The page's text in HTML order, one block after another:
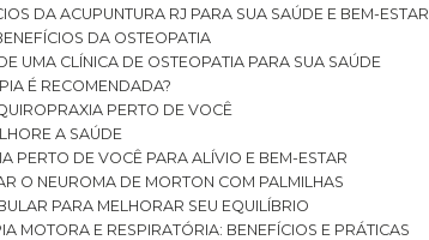
DA ACUPUNTURA RJ PARA SUA SAÚDE E BEM-ESTAR
DA OSTEOPATIA
UMA CLÍNICA DE OSTEOPATIA PARA SUA SAÚDE
É RECOMENDADA?
PERTO DE VOCÊ
A SAÚDE
PERTO DE VOCÊ PARA ALÍVIO E BEM-ESTAR
O NEUROMA DE MORTON COM PALMILHAS
PARA MELHORAR SEU EQUILÍBRIO
MOTORA E RESPIRATÓRIA: BENEFÍCIOS E PRÁTICAS